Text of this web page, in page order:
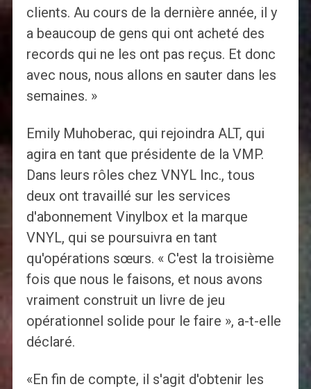
clients. Au cours de la dernière année, il y
a beaucoup de gens qui ont acheté des
records qui ne les ont pas reçus. Et donc
avec nous, nous allons en sauter dans les
semaines. »
Emily Muhoberac, qui rejoindra ALT, qui
agira en tant que présidente de la VMP.
Dans leurs rôles chez VNYL Inc., tous
deux ont travaillé sur les services
d'abonnement Vinylbox et la marque
VNYL, qui se poursuivra en tant
qu'opérations sœurs. « C'est la troisième
fois que nous le faisons, et nous avons
vraiment construit un livre de jeu
opérationnel solide pour le faire », a-t-elle
déclaré.
«En fin de compte, il s'agit d'obtenir les